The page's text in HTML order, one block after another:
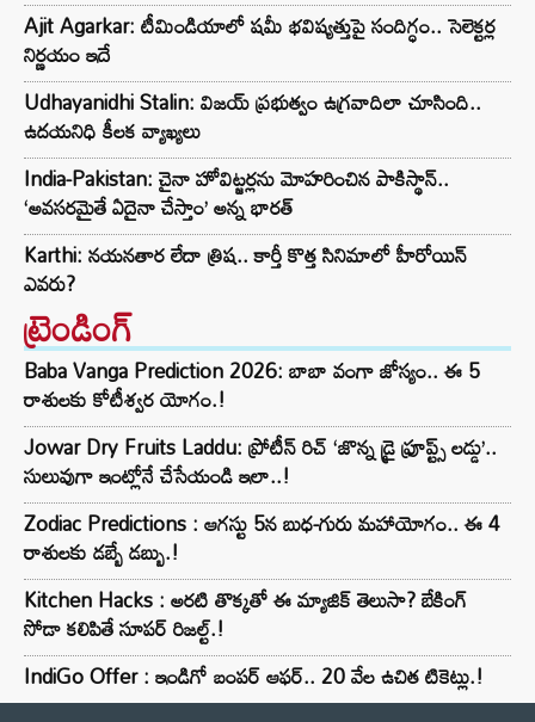
Ajit Agarkar: టీమిండియాలో షమీ భవిష్యత్తుపై సందిగ్ధం.. సెలెక్టర్ల
నిర్ణయం ఇదే
Udhayanidhi Stalin: విజయ్ ప్రభుత్వం ఉగ్రవాదిలా చూసింది..
ఉదయనిధి కీలక వ్యాఖ్యలు
India-Pakistan: చైనా హోవిట్జర్లను మోహరించిన పాకిస్థాన్..
‘అవసరమైతే ఏదైనా చేస్తాం’ అన్న భారత్
Karthi: నయనతార లేదా త్రిష.. కార్తీ కొత్త సినిమాలో హీరోయిన్
ఎవరు?
ట్రెండింగ్‌
Baba Vanga Prediction 2026: బాబా వంగా జోస్యం.. ఈ 5
రాశులకు కోటీశ్వర యోగం.!
Jowar Dry Fruits Laddu: ప్రోటీన్ రిచ్ ‘జొన్న డ్రై ఫ్రూప్ట్స్ లడ్డు’..
సులువుగా ఇంట్లోనే చేసేయండి ఇలా..!
Zodiac Predictions : ఆగస్టు 5న బుధ-గురు మహాయోగం.. ఈ 4
రాశులకు డబ్బే డబ్బు.!
Kitchen Hacks : అరటి తొక్కతో ఈ మ్యాజిక్ తెలుసా? బేకింగ్
సోడా కలిపితే సూపర్ రిజల్ట్.!
IndiGo Offer : ఇండిగో బంపర్ ఆఫర్.. 20 వేల ఉచిత టికెట్లు.!